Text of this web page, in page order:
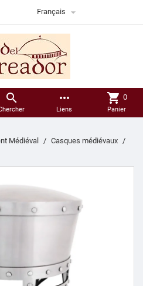
Français 
 more_horiz
Liens
shopping_cart 0
Panier
Médiéval
Casques médiévaux